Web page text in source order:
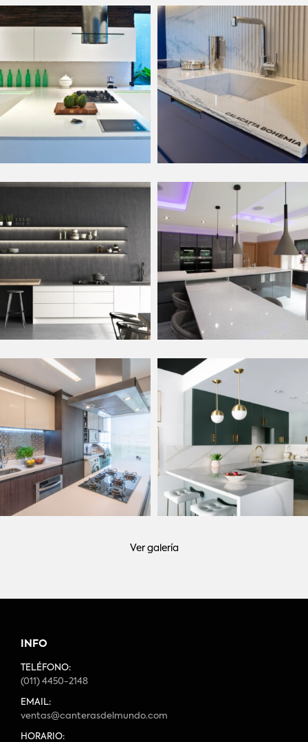
Ver galería
INFO
TELÉFONO:
(011) 4450-2148
EMAIL:
ventas@canterasdelmundo.com
HORARIO: